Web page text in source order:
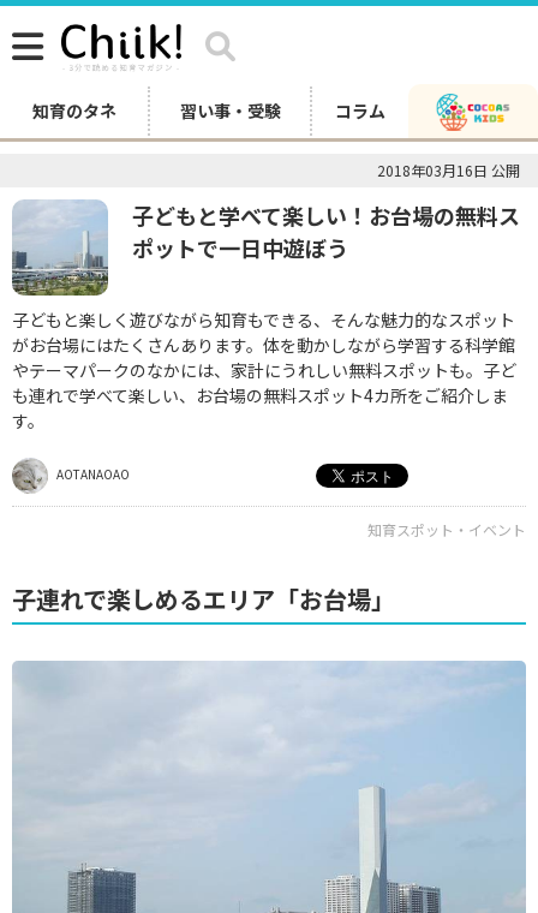
知育のタネ 習い事・受験 コラム
2018年03月16日 公開
子どもと学べて楽しい！お台場の無料ス
ポットで一日中遊ぼう
子どもと楽しく遊びながら知育もできる、そんな魅力的なスポット
がお台場にはたくさんあります。体を動かしながら学習する科学館
やテーマパークのなかには、家計にうれしい無料スポットも。子ど
も連れで学べて楽しい、お台場の無料スポット4カ所をご紹介しま
す。
AOTANAOAO
知育スポット・イベント
子連れで楽しめるエリア「お台場」